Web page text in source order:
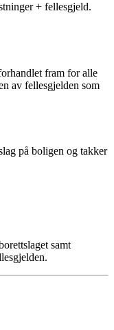
+ fellesgjeld.
fram for alle
av fellesgjelden som
på boligen og takker
samt